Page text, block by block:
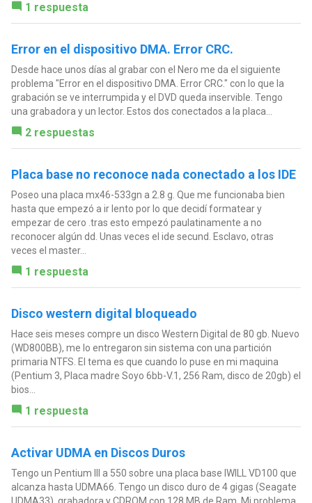
1 respuesta
Error en el dispositivo DMA. Error CRC.
Desde hace unos días al grabar con el Nero me da el siguiente
problema "Error en el dispositivo DMA. Error CRC." con lo que la
grabación se ve interrumpida y el DVD queda inservible. Tengo
una grabadora y un lector. Estos dos conectados a la placa...
2 respuestas
Placa base no reconoce nada conectado a los IDE
Poseo una placa mx46-533gn a 2.8 g. Que me funcionaba bien
hasta que empezó a ir lento por lo que decidí formatear y
empezar de cero .tras esto empezó paulatinamente a no
reconocer algún dd. Unas veces el ide secund. Esclavo, otras
veces el master...
1 respuesta
Disco western digital bloqueado
Hace seis meses compre un disco Western Digital de 80 gb. Nuevo
(WD800BB), me lo entregaron sin sistema con una partición
primaria NTFS. El tema es que cuando lo puse en mi maquina
(Pentium 3, Placa madre Soyo 6bb-V.1, 256 Ram, disco de 20gb) el
bios...
1 respuesta
Activar UDMA en Discos Duros
Tengo un Pentium III a 550 sobre una placa base IWILL VD100 que
alcanza hasta UDMA66. Tengo un disco duro de 4 gigas (Seagate